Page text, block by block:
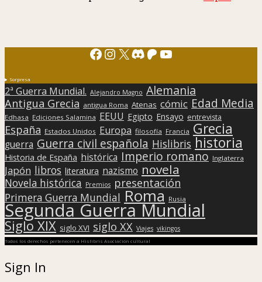
Facebook
Instagram
X Discord
Patreon
YouTube
Sorpresa
2ª Guerra Mundial. Alejandro Magno Alemania
Antigua Grecia antigua Roma Atenas cómic Edad Media
Edhasa Ediciones Salamina EEUU Egipto Ensayo entrevista
España Estados Unidos Europa filosofía Francia Grecia
guerra Guerra civil española Hislibris historia
Historia de España histórica Imperio romano Inglaterra
Japón libros literatura nazismo novela
Novela histórica Premios presentación
Primera Guerra Mundial Roma Rusia
Segunda Guerra Mundial
Siglo XIX siglo XVI siglo XX Viajes vikingos
Todos los derechos pertenecen a Hislibris Asociación cultural
Sign In